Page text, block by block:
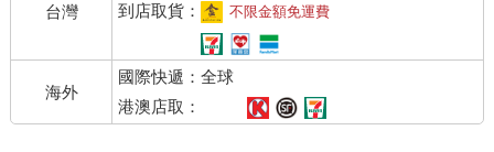
回想起來，記得筆者在2021年赴台南應用科技大學漫畫系任教
時，看到漫畫系學生描繪的幾乎都是日本風的漫畫和插畫，真是
驚訝不已。這個世界還有歐漫（bande dessinée）和美式漫畫，
而學生們熱愛被稱為「日式」的日本風漫畫的理由，或許台日在
歷史和語言上的親近感自是原因之一，但最大的理由還是日本動
台灣
到店取貨：
不限金額免運費
海外
國際快遞：全球
港澳店取：